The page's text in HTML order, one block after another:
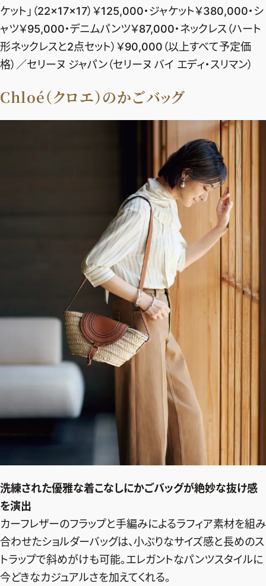
SHOPPING
エクラプレミアム通販
売れ筋ランキング
エクラ掲載品
FOLLOW US
ファッション、ライフスタイル、
そしてエクラの美意識を、SNSで発信しています。
JOIN US
編集部から届くメールマガジン、
会員限定プレゼントや特別イベントへの応募など
特典が満載！
新規会員登録はこちら
ケット」（22×17×17）￥125,000・ジャケット￥380,000・シ
ャツ￥95,000・デニムパンツ￥87,000・ネックレス（ハート
形ネックレスと2点セット）￥90,000（以上すべて予定価
格）／セリーヌ ジャパン（セリーヌ バイ エディ・スリマン）
Chloé（クロエ）のかごバッグ
洗練された優雅な着こなしにかごバッグが絶妙な抜け感
を演出
カーフレザーのフラップと手編みによるラフィア素材を組み
合わせたショルダーバッグは、小ぶりなサイズ感と長めのス
トラップで斜めがけも可能。エレガントなパンツスタイルに
今どきなカジュアルさを加えてくれる。